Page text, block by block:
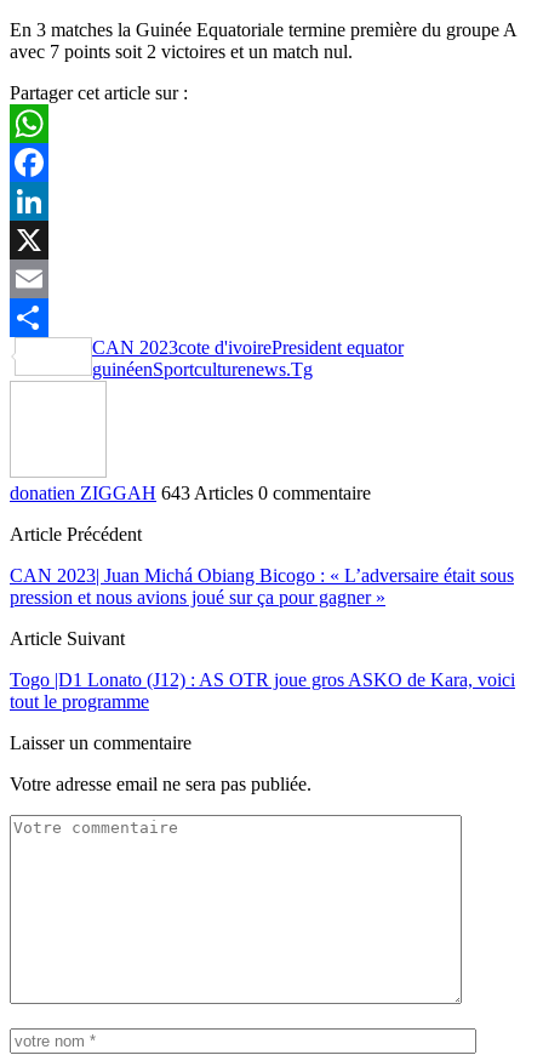
En 3 matches la Guinée Equatoriale termine première du groupe A
avec 7 points soit 2 victoires et un match nul.
Partager cet article sur :
WhatsApp
Facebook
LinkedIn
X
Email
Partager
CAN 2023cote d'ivoirePresident equator
guinéenSportculturenews.Tg
donatien ZIGGAH 643 Articles 0 commentaire
Article Précédent
CAN 2023| Juan Michá Obiang Bicogo : « L’adversaire était sous
pression et nous avions joué sur ça pour gagner »
Article Suivant
Togo |D1 Lonato (J12) : AS OTR joue gros ASKO de Kara, voici
tout le programme
Laisser un commentaire
Votre adresse email ne sera pas publiée.